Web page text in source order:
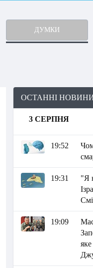
ДУМКИ
ОСТАННІ
3 СЕРПНЯ
19:52
19:31
"Я
19:09